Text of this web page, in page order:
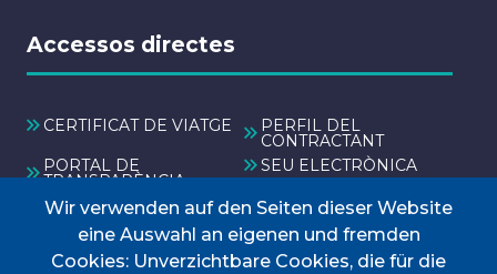
Accessos directes
CERTIFICAT DE VIATGE PERFIL DEL
CONTRACTANT
PORTAL DE
TRANSPARÈNCIA
SEU ELECTRÒNICA
TAULER D'ANUNCIS
TRANSPORT
Menú
Wir verwenden auf den Seiten dieser Website
eine Auswahl an eigenen und fremden
Cookies: Unverzichtbare Cookies, die für die